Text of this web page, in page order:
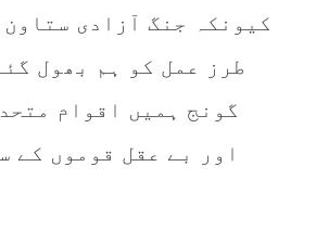
کیونکہ جنگ آزادی
طرز عمل کو ہم بھول
گونج ہمیں اقوام
اور بے عقل قوموں کے